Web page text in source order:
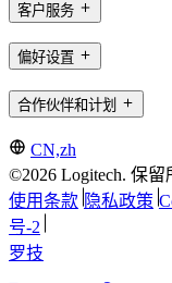
客户服务
偏好设置
合作伙伴和计划
CN,zh
©2026 Logitech. 保留
使用条款 隐私政策
号-2
罗技